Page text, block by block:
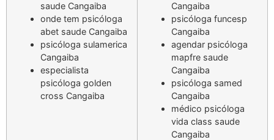
saude Cangaiba
onde tem psicóloga
abet saude Cangaiba
psicóloga sulamerica
Cangaiba
especialista
psicóloga golden
cross Cangaiba
Cangaiba
psicóloga funcesp
Cangaiba
agendar psicóloga
mapfre saude
Cangaiba
psicóloga samed
Cangaiba
médico psicóloga
vida class saude
Cangaiba